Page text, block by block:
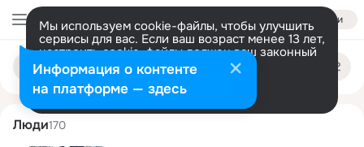
Войти
Мы используем cookie-файлы, чтобы улучшить
сервисы для вас. Если ваш возраст менее 13 лет,
настроить cookie-файлы должен ваш законный
представитель. Больше информации
Разрешить все Настроить
Поиск
людям
nikita gerasimenko
Люди170
Информация о контенте
на платформе — здесь